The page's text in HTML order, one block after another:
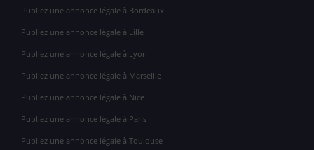
Publiez une annonce légale à Bordeaux
Publiez une annonce légale à Lille
Publiez une annonce légale à Lyon
Publiez une annonce légale à Marseille
Publiez une annonce légale à Nice
Publiez une annonce légale à Paris
Publiez une annonce légale à Toulouse